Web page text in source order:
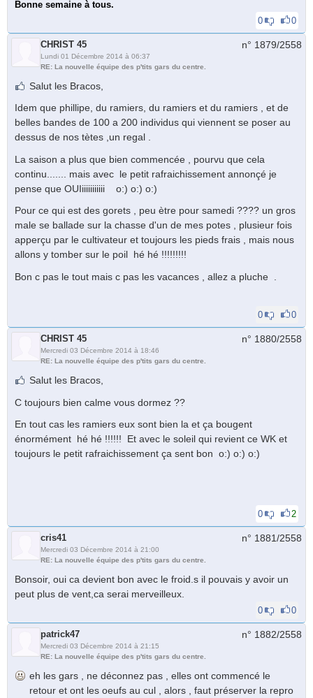
Bonne semaine à tous.
0
0
CHRIST 45
Lundi 01 Décembre 2014 à 06:37
RE: La nouvelle équipe des p'tits gars du centre.
n° 1879/2558
Salut les Bracos,
Idem que phillipe, du ramiers, du ramiers et du ramiers , et de
belles bandes de 100 a 200 individus qui viennent se poser au
dessus de nos tètes ,un regal .
La saison a plus que bien commencée , pourvu que cela
continu....... mais avec le petit rafraichissement annonçé je
pense que OUIiiiiiiiiiii o:) o:) o:)
Pour ce qui est des gorets , peu ètre pour samedi ???? un gros
male se ballade sur la chasse d'un de mes potes , plusieur fois
apperçu par le cultivateur et toujours les pieds frais , mais nous
allons y tomber sur le poil hé hé !!!!!!!!!
Bon c pas le tout mais c pas les vacances , allez a pluche .
0 0
CHRIST 45
Mercredi 03 Décembre 2014 à 18:46
RE: La nouvelle équipe des p'tits gars du centre.
n° 1880/2558
Salut les Bracos,
C toujours bien calme vous dormez ??
En tout cas les ramiers eux sont bien la et ça bougent
énormément hé hé !!!!!! Et avec le soleil qui revient ce WK et
toujours le petit rafraichissement ça sent bon o:) o:) o:)
0 2
cris41
Mercredi 03 Décembre 2014 à 21:00
RE: La nouvelle équipe des p'tits gars du centre.
n° 1881/2558
Bonsoir, oui ca devient bon avec le froid.s il pouvais y avoir un
peut plus de vent,ca serai merveilleux.
0 0
patrick47
Mercredi 03 Décembre 2014 à 21:15
RE: La nouvelle équipe des p'tits gars du centre.
n° 1882/2558
eh les gars , ne déconnez pas , elles ont commencé le
retour et ont les oeufs au cul , alors , faut préserver la repro